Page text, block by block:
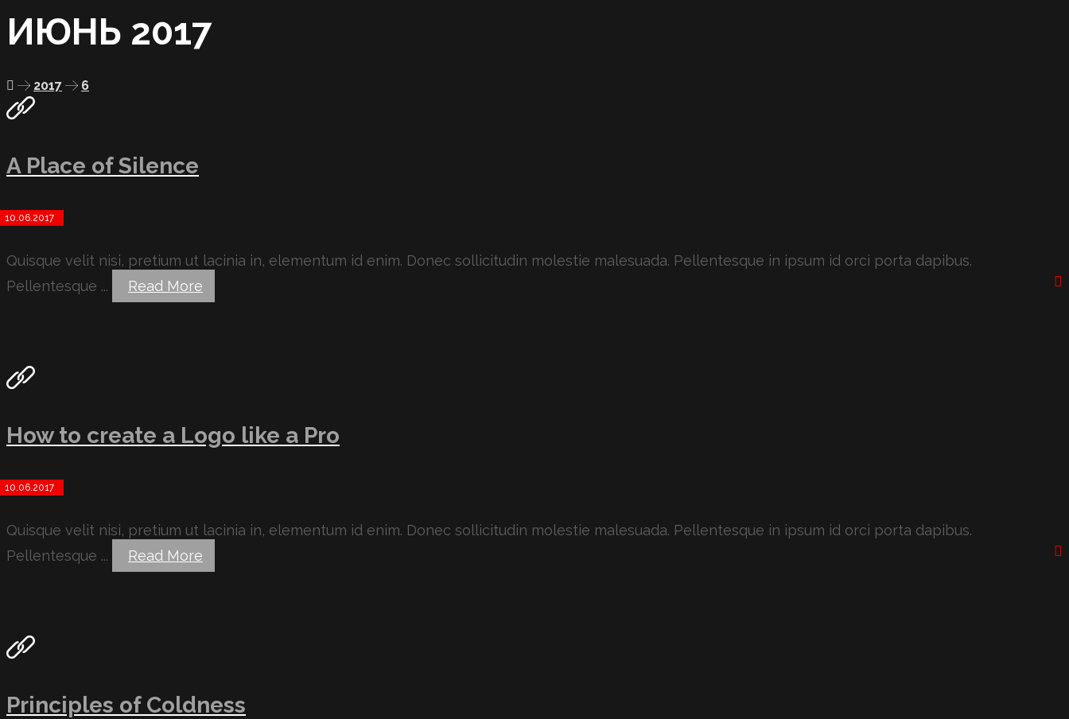
ИЮНЬ 2017
2017 6
A Place of Silence
10.06.2017
Quisque velit nisi, pretium ut lacinia in, elementum id enim. Donec sollicitudin molestie malesuada. Pellentesque in ipsum id orci porta dapibus.
Pellentesque ...
Read More
How to create a Logo like a Pro
10.06.2017
Quisque velit nisi, pretium ut lacinia in, elementum id enim. Donec sollicitudin molestie malesuada. Pellentesque in ipsum id orci porta dapibus.
Pellentesque ...
Read More
Principles of Coldness